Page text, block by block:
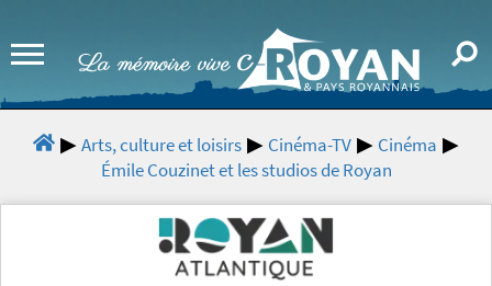
Arts, culture et loisirs Cinéma-TV
Cinéma
Émile Couzinet et les studios de Royan